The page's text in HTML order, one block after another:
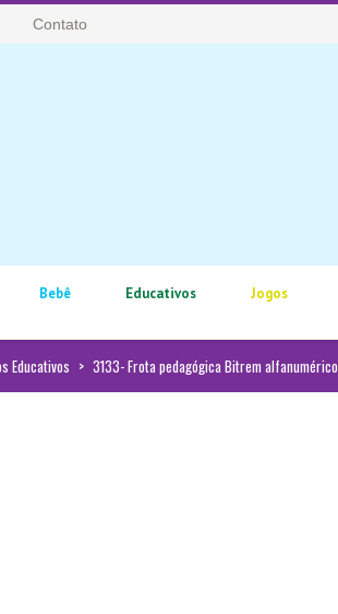
Contato
Bebê Educativos Jogos
Educativos > 3133- Frota pedagógica Bitrem alfanumérico